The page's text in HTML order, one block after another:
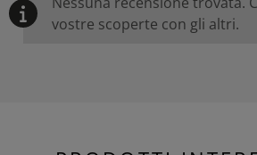
vostre scoperte con gli altri.